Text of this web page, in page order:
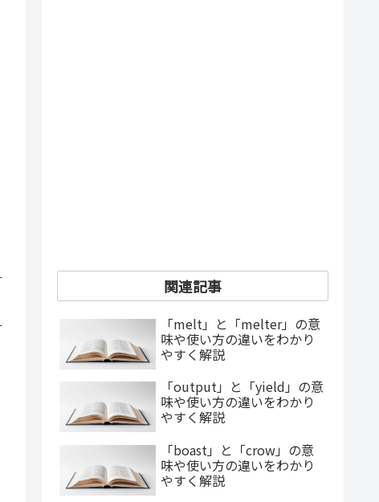
関連記事
「melt」と「melter」の意
味や使い方の違いをわかり
やすく解説
「output」と「yield」の意
味や使い方の違いをわかり
やすく解説
「boast」と「crow」の意
味や使い方の違いをわかり
やすく解説